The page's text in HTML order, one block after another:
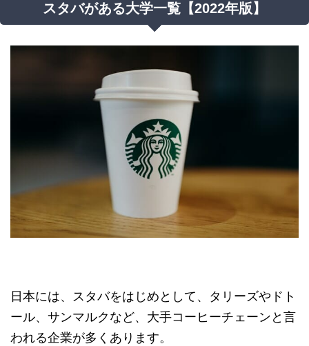
スタバがある大学一覧【2022年版】
日本には、スタバをはじめとして、タリーズやドト
ール、サンマルクなど、大手コーヒーチェーンと言
われる企業が多くあります。